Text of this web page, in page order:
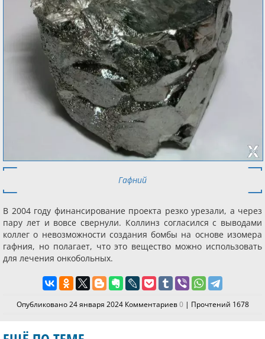
Гафний
В 2004 году финансирование проекта резко урезали, а через
пару лет и вовсе свернули. Коллинз согласился с выводами
коллег о невозможности создания бомбы на основе изомера
гафния, но полагает, что это вещество можно использовать
для лечения онкобольных.
Опубликовано 24 января 2024 Комментариев0| Прочтений 1678